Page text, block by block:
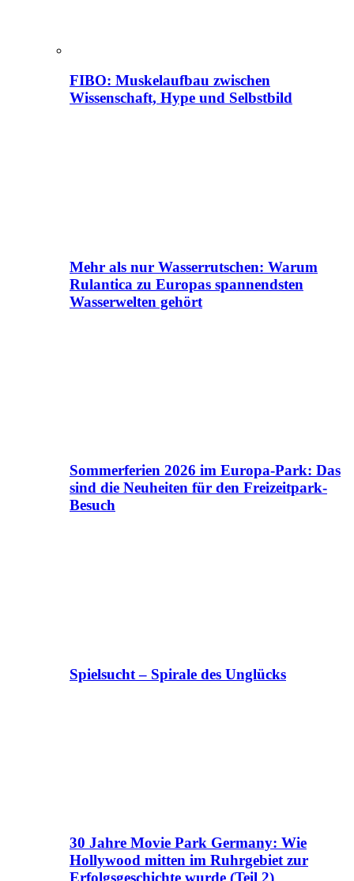
FIBO: Muskelaufbau zwischen
Wissenschaft, Hype und Selbstbild
Mehr als nur Wasserrutschen: Warum
Rulantica zu Europas spannendsten
Wasserwelten gehört
Sommerferien 2026 im Europa-Park: Das
sind die Neuheiten für den Freizeitpark-
Besuch
Spielsucht – Spirale des Unglücks
30 Jahre Movie Park Germany: Wie
Hollywood mitten im Ruhrgebiet zur
Erfolgsgeschichte wurde (Teil 2)